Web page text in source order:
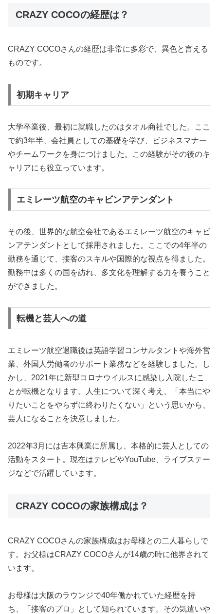
CRAZY COCOの経歴は？
CRAZY COCOさんの経歴は非常に多彩で、異色と言える
ものです。
初期キャリア
大学卒業後、最初に就職したのはタオル商社でした。ここ
で約3年半、会社員としての基礎を学び、ビジネスマナー
やチームワークを身につけました。この経験がその後のキ
ャリアにも役立っています。
エミレーツ航空のキャビンアテンダント
その後、世界的な航空会社であるエミレーツ航空のキャビ
ンアテンダントとして採用されました。ここでの4年半の
勤務を通じて、接客のスキルや国際的な視点を得ました。
勤務中は多くの国を訪れ、多文化を理解する力を養うこと
ができました。
転機と芸人への道
エミレーツ航空退職後は英語学習コンサルタントや海外営
業、外国人労働者のサポート業務などを経験しました。し
かし、2021年に新型コロナウイルスに感染し入院したこ
とが転機となります。人生について深く考え、「本当にや
りたいことをやらずに終わりたくない」という思いから、
芸人になることを決意しました。
2022年3月には吉本興業に所属し、本格的に芸人としての
活動をスタート。現在はテレビやYouTube、ライブステー
ジなどで活躍しています。
CRAZY COCOの家族構成は？
CRAZY COCOさんの家族構成はお母様との二人暮らしで
す。お父様はCRAZY COCOさんが14歳の時に他界されて
います。
お母様は大阪のラウンジで40年働かれていた経歴を持
ち、「接客のプロ」として知られています。その気遣いや